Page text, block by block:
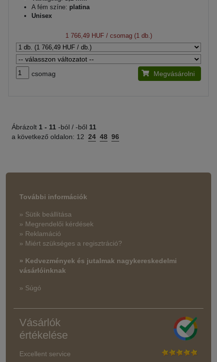
A fém színe: platina
Unisex
1 766,49 HUF/ csomag (1 db.)
csomag Megvásárolni
Ábrázolt 1 - 11 -ból / -ből 11
a következő oldalon: 12 24 48 96
További információk
» Sütik beállítása
» Megrendelői kérdések
» Reklamáció
» Miért szükséges a regisztráció?
» Kedvezmények és jutalmak nagykereskedelmi
vásárlóinknak
» Súgó
Vásárlók
értékelése
Excellent service